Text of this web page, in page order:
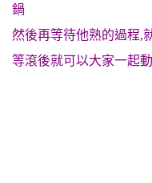
鍋
然後再等待他熟的過程,
等滾後就可以大家一起